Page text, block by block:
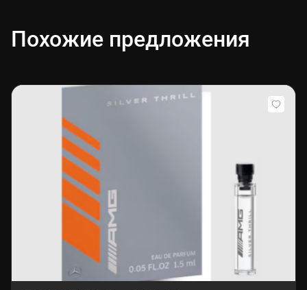
Похожие предложения